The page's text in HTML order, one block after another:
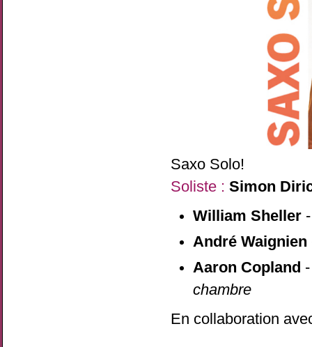
Saxo Solo!
Soliste : Simon
William Sheller
André Waignien
Aaron Copland
chambre
En collaboration